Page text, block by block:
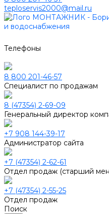
teploservis2000@mail.ru
Телефоны
8 800 201-46-57
Специалист по продажам
8 (47354) 2-69-09
Генеральный директор
+7 908 144-39-17
Администратор сайта
+7 (47354) 2-62-61
Отдел продаж (старший
+7 (47354) 2-55-25
Отдел продаж
Поиск